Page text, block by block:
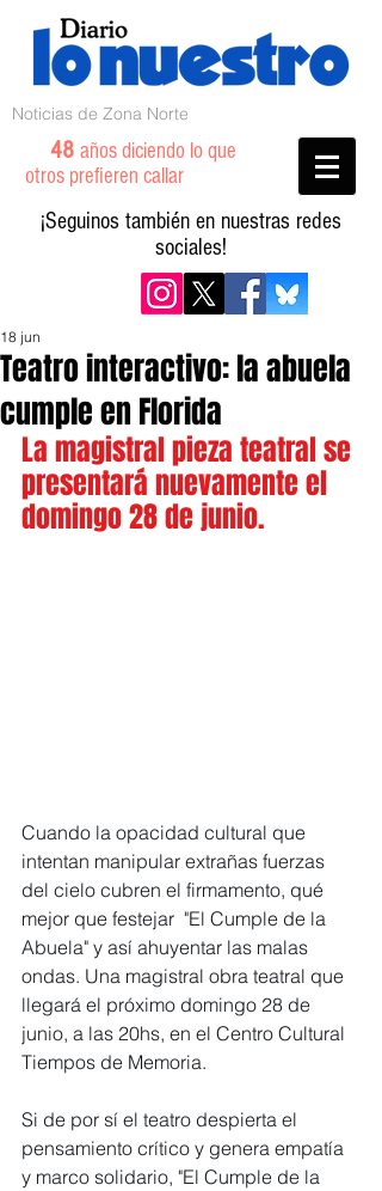
Noticias de Zona Norte
48 años diciendo lo que
otros prefieren callar
¡Seguinos también en nuestras redes
sociales!
Teatro interactivo: la abuela
cumple en Florida
18 jun
La magistral pieza teatral se
presentará nuevamente el
domingo 28 de junio.
Cuando la opacidad cultural que
intentan manipular extrañas fuerzas
del cielo cubren el firmamento, qué
mejor que festejar  "El Cumple de la
Abuela" y así ahuyentar las malas
ondas. Una magistral obra teatral que
llegará el próximo domingo 28 de
junio, a las 20hs, en el Centro Cultural
Tiempos de Memoria.
Si de por sí el teatro despierta el
pensamiento crítico y genera empatía
y marco solidario, "El Cumple de la